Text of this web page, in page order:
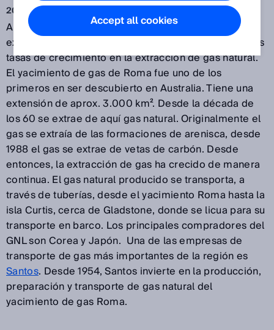
20 ene 2019
Australia es actualmente el segundo mayor
exportador de GNL del mundo y cuenta con unas altas
tasas de crecimiento en la extracción de gas natural.
El yacimiento de gas de Roma fue uno de los
primeros en ser descubierto en Australia. Tiene una
extensión de aprox. 3.000 km². Desde la década de
los 60 se extrae de aquí gas natural. Originalmente el
gas se extraía de las formaciones de arenisca, desde
1988 el gas se extrae de vetas de carbón. Desde
entonces, la extracción de gas ha crecido de manera
continua. El gas natural producido se transporta, a
través de tuberías, desde el yacimiento Roma hasta la
isla Curtis, cerca de Gladstone, donde se licua para su
transporte en barco. Los principales compradores del
GNL son Corea y Japón. Una de las empresas de
transporte de gas más importantes de la región es
Santos. Desde 1954, Santos invierte en la producción,
preparación y transporte de gas natural del
yacimiento de gas Roma.
Accept all cookies